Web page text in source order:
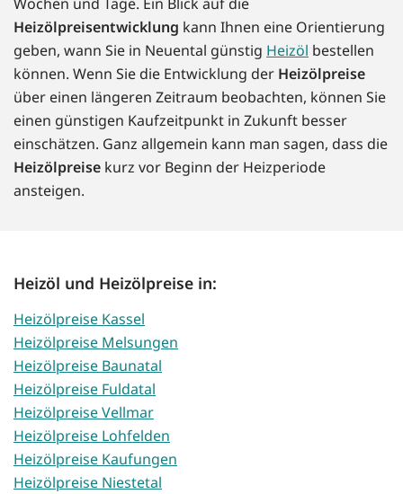
Heizölpreisentwicklung kann Ihnen eine Orientierung
geben, wann Sie in Neuental günstig Heizöl bestellen
können. Wenn Sie die Entwicklung der Heizölpreise
über einen längeren Zeitraum beobachten, können Sie
einen günstigen Kaufzeitpunkt in Zukunft besser
einschätzen. Ganz allgemein kann man sagen, dass die
Heizölpreise kurz vor Beginn der Heizperiode
ansteigen.
Heizöl und Heizölpreise in:
Heizölpreise Kassel
Heizölpreise Melsungen
Heizölpreise Baunatal
Heizölpreise Fuldatal
Heizölpreise Vellmar
Heizölpreise Lohfelden
Heizölpreise Kaufungen
Heizölpreise Niestetal